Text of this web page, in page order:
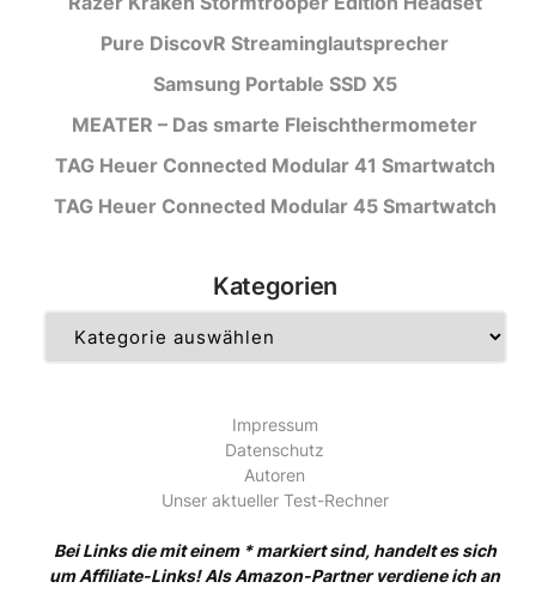
Pure DiscovR Streaminglautsprecher
Samsung Portable SSD X5
MEATER – Das smarte Fleischthermometer
TAG Heuer Connected Modular 41 Smartwatch
TAG Heuer Connected Modular 45 Smartwatch
Kategorien
Impressum
Datenschutz
Autoren
Unser aktueller Test-Rechner
Bei Links die mit einem * markiert sind, handelt es sich
um Affiliate-Links! Als Amazon-Partner verdiene ich an